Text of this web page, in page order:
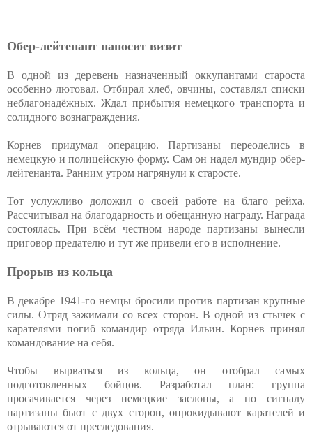
Обер-лейтенант наносит визит
В одной из деревень назначенный оккупантами староста
особенно лютовал. Отбирал хлеб, овчины, составлял списки
неблагонадёжных. Ждал прибытия немецкого транспорта и
солидного вознаграждения.
Корнев придумал операцию. Партизаны переоделись в
немецкую и полицейскую форму. Сам он надел мундир обер-
лейтенанта. Ранним утром нагрянули к старосте.
Тот услужливо доложил о своей работе на благо рейха.
Рассчитывал на благодарность и обещанную награду. Награда
состоялась. При всём честном народе партизаны вынесли
приговор предателю и тут же привели его в исполнение.
Прорыв из кольца
В декабре 1941-го немцы бросили против партизан крупные
силы. Отряд зажимали со всех сторон. В одной из стычек с
карателями погиб командир отряда Ильин. Корнев принял
командование на себя.
Чтобы вырваться из кольца, он отобрал самых
подготовленных бойцов. Разработал план: группа
просачивается через немецкие заслоны, а по сигналу
партизаны бьют с двух сторон, опрокидывают карателей и
отрываются от преследования.